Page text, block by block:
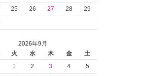
25 26 27 28
29
2026年9月
火 水 木 金
土
1
2 3 4
5